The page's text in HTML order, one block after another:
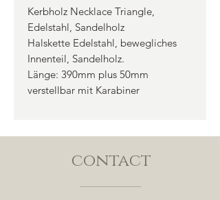
Kerbholz Necklace Triangle,
Edelstahl, Sandelholz
Halskette Edelstahl, bewegliches
Innenteil, Sandelholz.
Länge: 390mm plus 50mm
verstellbar mit Karabiner
contact